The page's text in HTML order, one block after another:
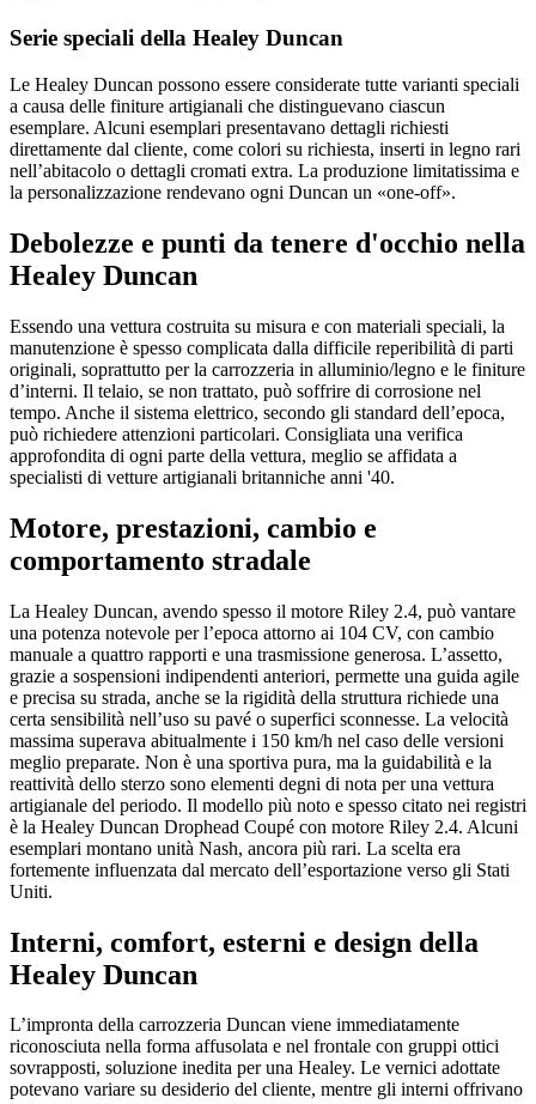
Serie speciali della Healey Duncan
Le Healey Duncan possono essere considerate tutte varianti speciali
a causa delle finiture artigianali che distinguevano ciascun
esemplare. Alcuni esemplari presentavano dettagli richiesti
direttamente dal cliente, come colori su richiesta, inserti in legno rari
nell’abitacolo o dettagli cromati extra. La produzione limitatissima e
la personalizzazione rendevano ogni Duncan un «one-off».
Debolezze e punti da tenere d'occhio nella
Healey Duncan
Essendo una vettura costruita su misura e con materiali speciali, la
manutenzione è spesso complicata dalla difficile reperibilità di parti
originali, soprattutto per la carrozzeria in alluminio/legno e le finiture
d’interni. Il telaio, se non trattato, può soffrire di corrosione nel
tempo. Anche il sistema elettrico, secondo gli standard dell’epoca,
può richiedere attenzioni particolari. Consigliata una verifica
approfondita di ogni parte della vettura, meglio se affidata a
specialisti di vetture artigianali britanniche anni '40.
Motore, prestazioni, cambio e
comportamento stradale
La Healey Duncan, avendo spesso il motore Riley 2.4, può vantare
una potenza notevole per l’epoca attorno ai 104 CV, con cambio
manuale a quattro rapporti e una trasmissione generosa. L’assetto,
grazie a sospensioni indipendenti anteriori, permette una guida agile
e precisa su strada, anche se la rigidità della struttura richiede una
certa sensibilità nell’uso su pavé o superfici sconnesse. La velocità
massima superava abitualmente i 150 km/h nel caso delle versioni
meglio preparate. Non è una sportiva pura, ma la guidabilità e la
reattività dello sterzo sono elementi degni di nota per una vettura
artigianale del periodo. Il modello più noto e spesso citato nei registri
è la Healey Duncan Drophead Coupé con motore Riley 2.4. Alcuni
esemplari montano unità Nash, ancora più rari. La scelta era
fortemente influenzata dal mercato dell’esportazione verso gli Stati
Uniti.
Interni, comfort, esterni e design della
Healey Duncan
L’impronta della carrozzeria Duncan viene immediatamente
riconosciuta nella forma affusolata e nel frontale con gruppi ottici
sovrapposti, soluzione inedita per una Healey. Le vernici adottate
potevano variare su desiderio del cliente, mentre gli interni offrivano